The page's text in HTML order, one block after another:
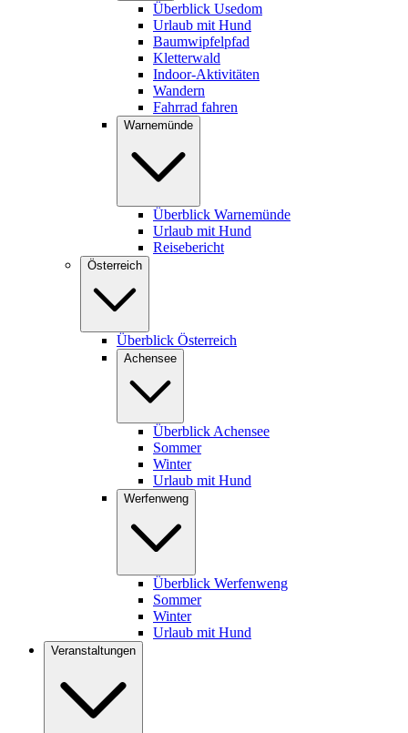
Überblick Usedom
Urlaub mit Hund
Baumwipfelpfad
Kletterwald
Indoor-Aktivitäten
Wandern
Fahrrad fahren
Warnemünde
Überblick Warnemünde
Urlaub mit Hund
Reisebericht
Österreich
Überblick Österreich
Achensee
Überblick Achensee
Sommer
Winter
Urlaub mit Hund
Werfenweng
Überblick Werfenweng
Sommer
Winter
Urlaub mit Hund
Veranstaltungen